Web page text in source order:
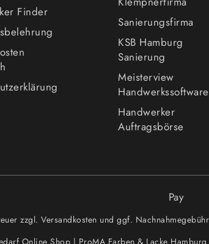
Finder
Sanierungsfirma
KSB Hamburg
Sanierung
Meisterview
Handwerkssoftware
Handwerker
Auftragsbörse
Pay
zzgl. Versandkosten und ggf.